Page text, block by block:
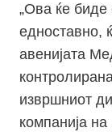
„Ова ќе
едноставно,
авенијата
извршниот
компанија